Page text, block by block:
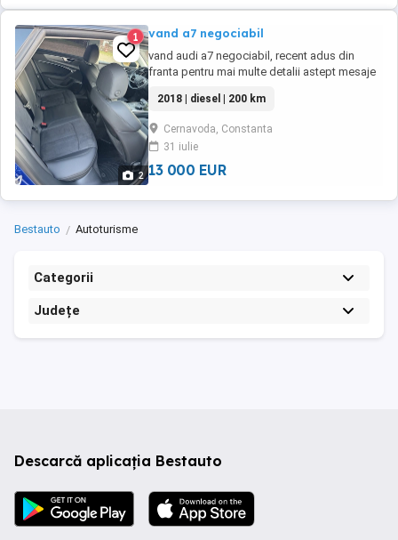
2
1 vand a7 negociabil
vand audi a7 negociabil, recent adus din
franta pentru mai multe detalii astept mesaje
2018 | diesel | 200 km
Cernavoda, Constanta
31 iulie
13 000 EUR
Bestauto Autoturisme
Categorii
Județe
Descarcă aplicația Bestauto